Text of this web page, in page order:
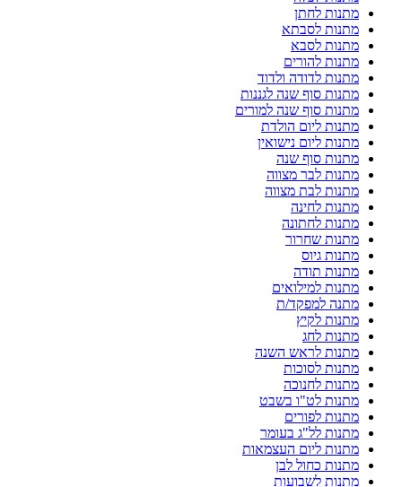
מתנות לחתן
מתנות לסבתא
מתנות לסבא
מתנות להורים
מתנות לדודה ולדוד
מתנות סוף שנה לגננות
מתנות סוף שנה למורים
מתנות ליום הולדת
מתנות ליום נישואין
מתנות סוף שנה
מתנות לבר מצווה
מתנות לבת מצווה
מתנות לחינה
מתנות לחתונה
מתנות שחרור
מתנות גיוס
מתנות תודה
מתנות למילואים
מתנה למפקד/ת
מתנות לקיץ
מתנות לחג
מתנות לראש השנה
מתנות לסוכות
מתנות לחנוכה
מתנות לט"ו בשבט
מתנות לפורים
מתנות לל"ג בעומר
מתנות ליום העצמאות
מתנות כחול לבן
מתנות לשבועות